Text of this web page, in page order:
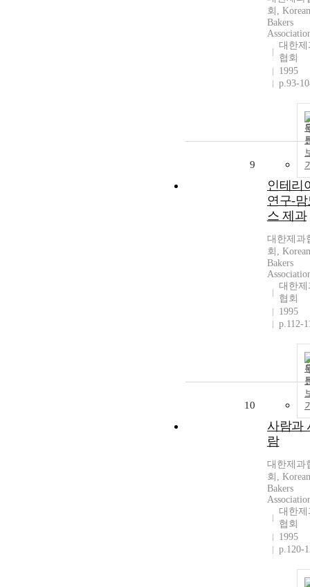
회, Korean
Bakers
대한제
협회
1995
p.93-
9
인테리
연구-맘
스 제과
대한제과
회, Korean
Bakers
대한제
협회
1995
p.112-
10
사람과
람
대한제과
회, Korean
Bakers
대한제
협회
1995
p.120-